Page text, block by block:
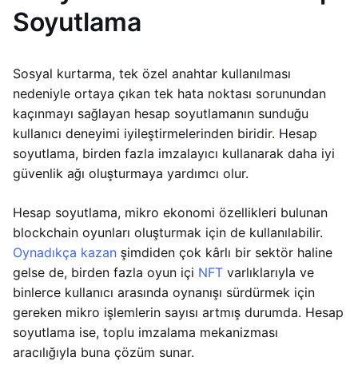
Soyutlama
Sosyal kurtarma, tek özel anahtar kullanılması
nedeniyle ortaya çıkan tek hata noktası sorunundan
kaçınmayı sağlayan hesap soyutlamanın sunduğu
kullanıcı deneyimi iyileştirmelerinden biridir. Hesap
soyutlama, birden fazla imzalayıcı kullanarak daha iyi
güvenlik ağı oluşturmaya yardımcı olur.
Hesap soyutlama, mikro ekonomi özellikleri bulunan
blockchain oyunları oluşturmak için de kullanılabilir.
Oynadıkça kazan şimdiden çok kârlı bir sektör haline
gelse de, birden fazla oyun içi NFT varlıklarıyla ve
binlerce kullanıcı arasında oynanışı sürdürmek için
gereken mikro işlemlerin sayısı artmış durumda. Hesap
soyutlama ise, toplu imzalama mekanizması
aracılığıyla buna çözüm sunar.